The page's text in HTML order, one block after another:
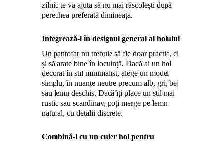
zilnic te va ajuta să nu mai răscolești după
perechea preferată dimineața.
Integrează-l în designul general al holului
Un pantofar nu trebuie să fie doar practic, ci
și să arate bine în locuință. Dacă ai un hol
decorat în stil minimalist, alege un model
simplu, în nuanțe neutre precum alb, gri, bej
sau lemn deschis. Dacă îți place un stil mai
rustic sau scandinav, poți merge pe lemn
natural, cu detalii discrete.
Combină-l cu un cuier hol pentru